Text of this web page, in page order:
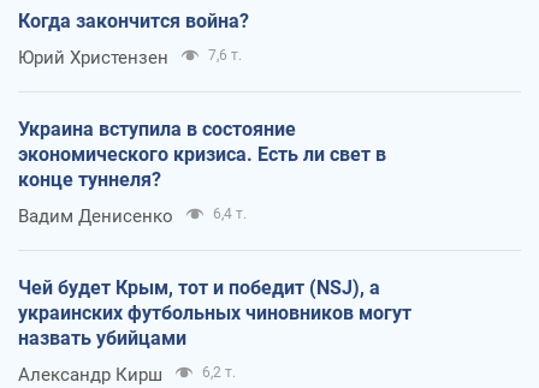
Когда закончится война?
Юрий Христензен 7,6 т.
Украина вступила в состояние
экономического кризиса. Есть ли свет в
конце туннеля?
Вадим Денисенко 6,4 т.
Чей будет Крым, тот и победит (NSJ), а
украинских футбольных чиновников могут
назвать убийцами
Александр Кирш 6,2 т.